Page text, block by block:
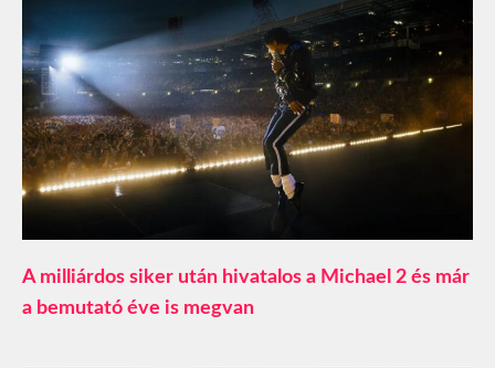
A milliárdos siker után hivatalos a Michael 2 és már
a bemutató éve is megvan